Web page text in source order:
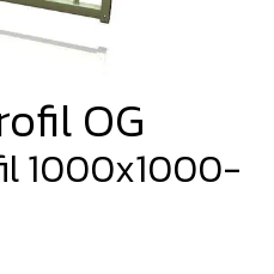
OG
1000x1000-